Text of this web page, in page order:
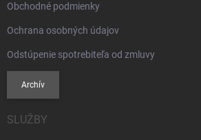
Obchodné podmienky
Ochrana osobných údajov
Odstúpenie spotrebiteľa od zmluvy
Archív
SLUŽBY